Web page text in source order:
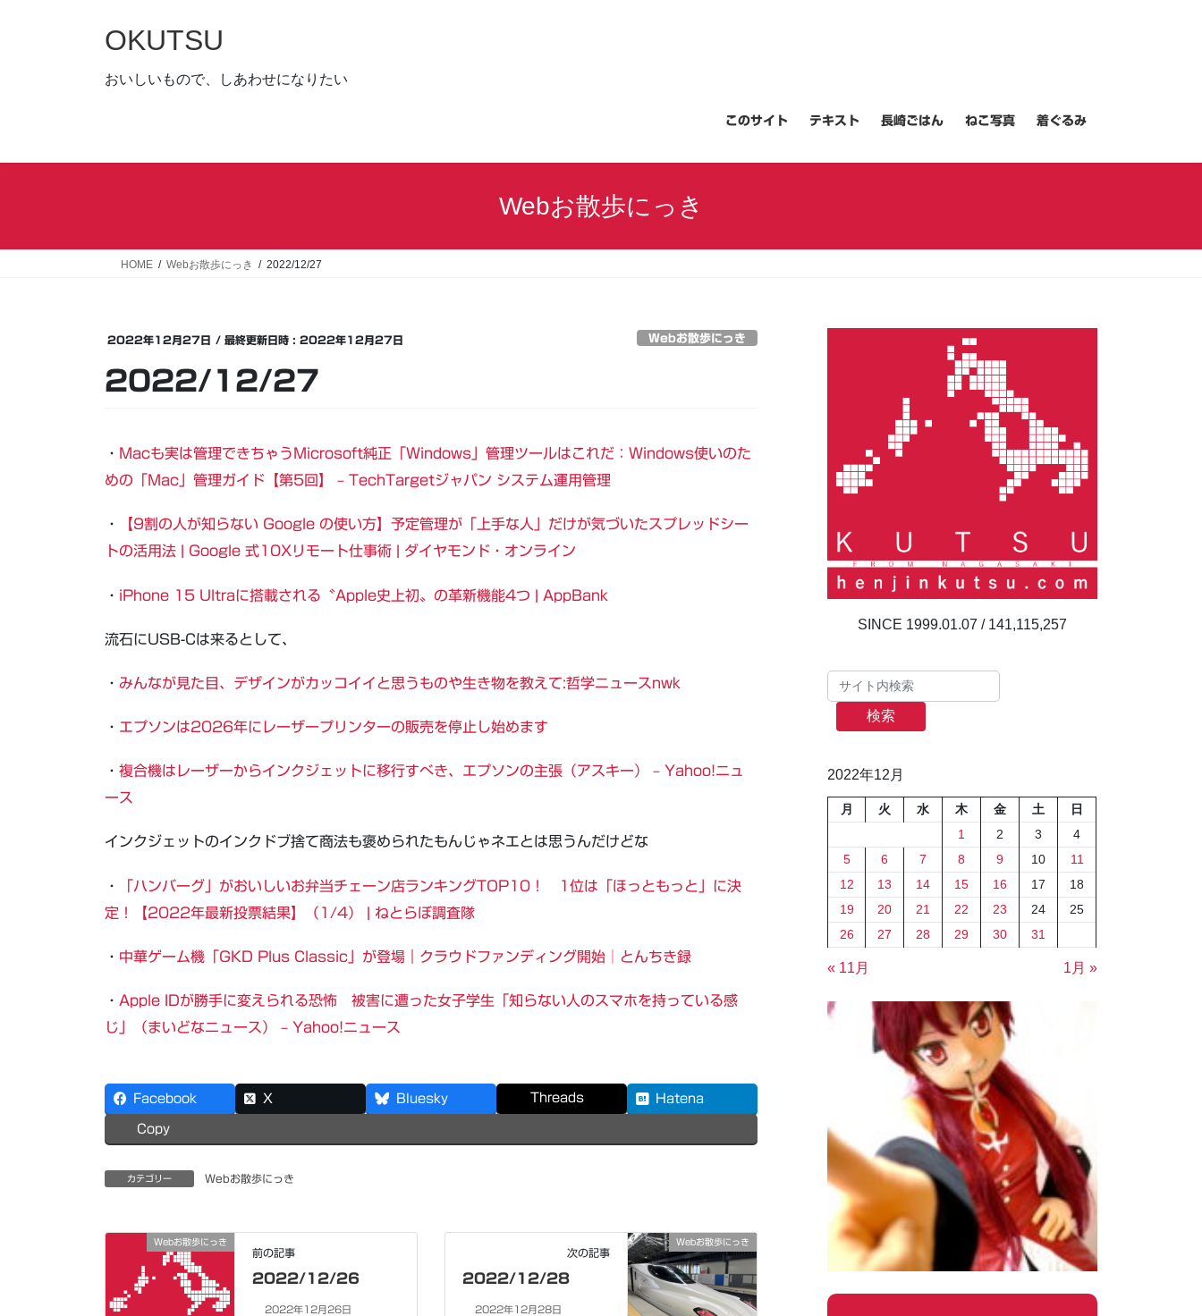
キ
に
OKUTSU
おいしいもので、しあわせになりたい
このサイト テキスト 長崎ごはん ねこ写真 着ぐるみ
Webお散歩にっき
HOME Webお散歩にっき 2022/12/27
2022年12月27日 / 最終更新日時 : 2022年12月27日 Webお散歩にっき
2022/12/27
・ Macも実は管理できちゃうMicrosoft純正「Windows」管理ツールはこれだ：Windows使いのた
めの「Mac」管理ガイド【第5回】 – TechTargetジャパン システム運用管理
・
【9割の人が知らない Google の使い方】予定管理が「上手な人」だけが気づいたスプレッドシー
トの活用法 | Google 式10Xリモート仕事術 | ダイヤモンド・オンライン
・ iPhone 15 Ultraに搭載される〝Apple史上初〟の革新機能4つ | AppBank
流石にUSB-Cは来るとして、
・ みんなが見た目、デザインがカッコイイと思うものや生き物を教えて:哲学ニュースnwk
・ エプソンは2026年にレーザープリンターの販売を停止し始めます
・ 複合機はレーザーからインクジェットに移行すべき、エプソンの主張（アスキー） – Yahoo!ニュ
ース
インクジェットのインクドブ捨て商法も褒められたもんじゃネエとは思うんだけどな
・
「ハンバーグ」がおいしいお弁当チェーン店ランキングTOP10！ 1位は「ほっともっと」に決
定！【2022年最新投票結果】（1/4） | ねとらぼ調査隊
・ 中華ゲーム機「GKD Plus Classic」が登場｜クラウドファンディング開始│とんちき録
・ Apple IDが勝手に変えられる恐怖 被害に遭った女子学生「知らない人のスマホを持っている感
じ」（まいどなニュース） – Yahoo!ニュース
Facebook X Bluesky Threads Hatena
Copy
カテゴリー Webお散歩にっき
Webお散歩にっき
前の記事
2022/12/26
2022年12月26日
Webお散歩にっき
次の記事
2022/12/28
2022年12月28日
141,115,257
検索
2022年12月
月 火 水 木 金 土
日
1
2 3
4
5
6 7 8 9 10
11
12
13 14 15 16 17
18
19
20 21 22 23 24
25
26
27 28 29 30 31
« 11月 1月 »